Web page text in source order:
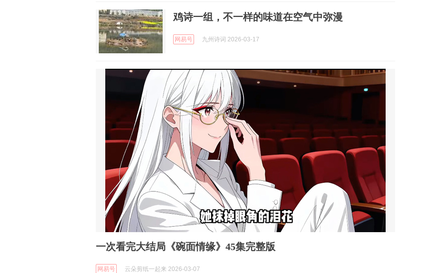
鸡诗一组，不一样的味道在空气中弥漫
网易号 九州诗词 2026-03-17
一次看完大结局《碗面情缘》45集完整版
网易号 云朵剪纸一起来 2026-03-07